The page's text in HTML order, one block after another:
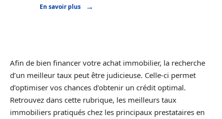
En savoir plus
Afin de bien financer votre achat immobilier, la recherche
d’un meilleur taux peut être judicieuse. Celle-ci permet
d’optimiser vos chances d’obtenir un crédit optimal.
Retrouvez dans cette rubrique, les meilleurs taux
immobiliers pratiqués chez les principaux prestataires en